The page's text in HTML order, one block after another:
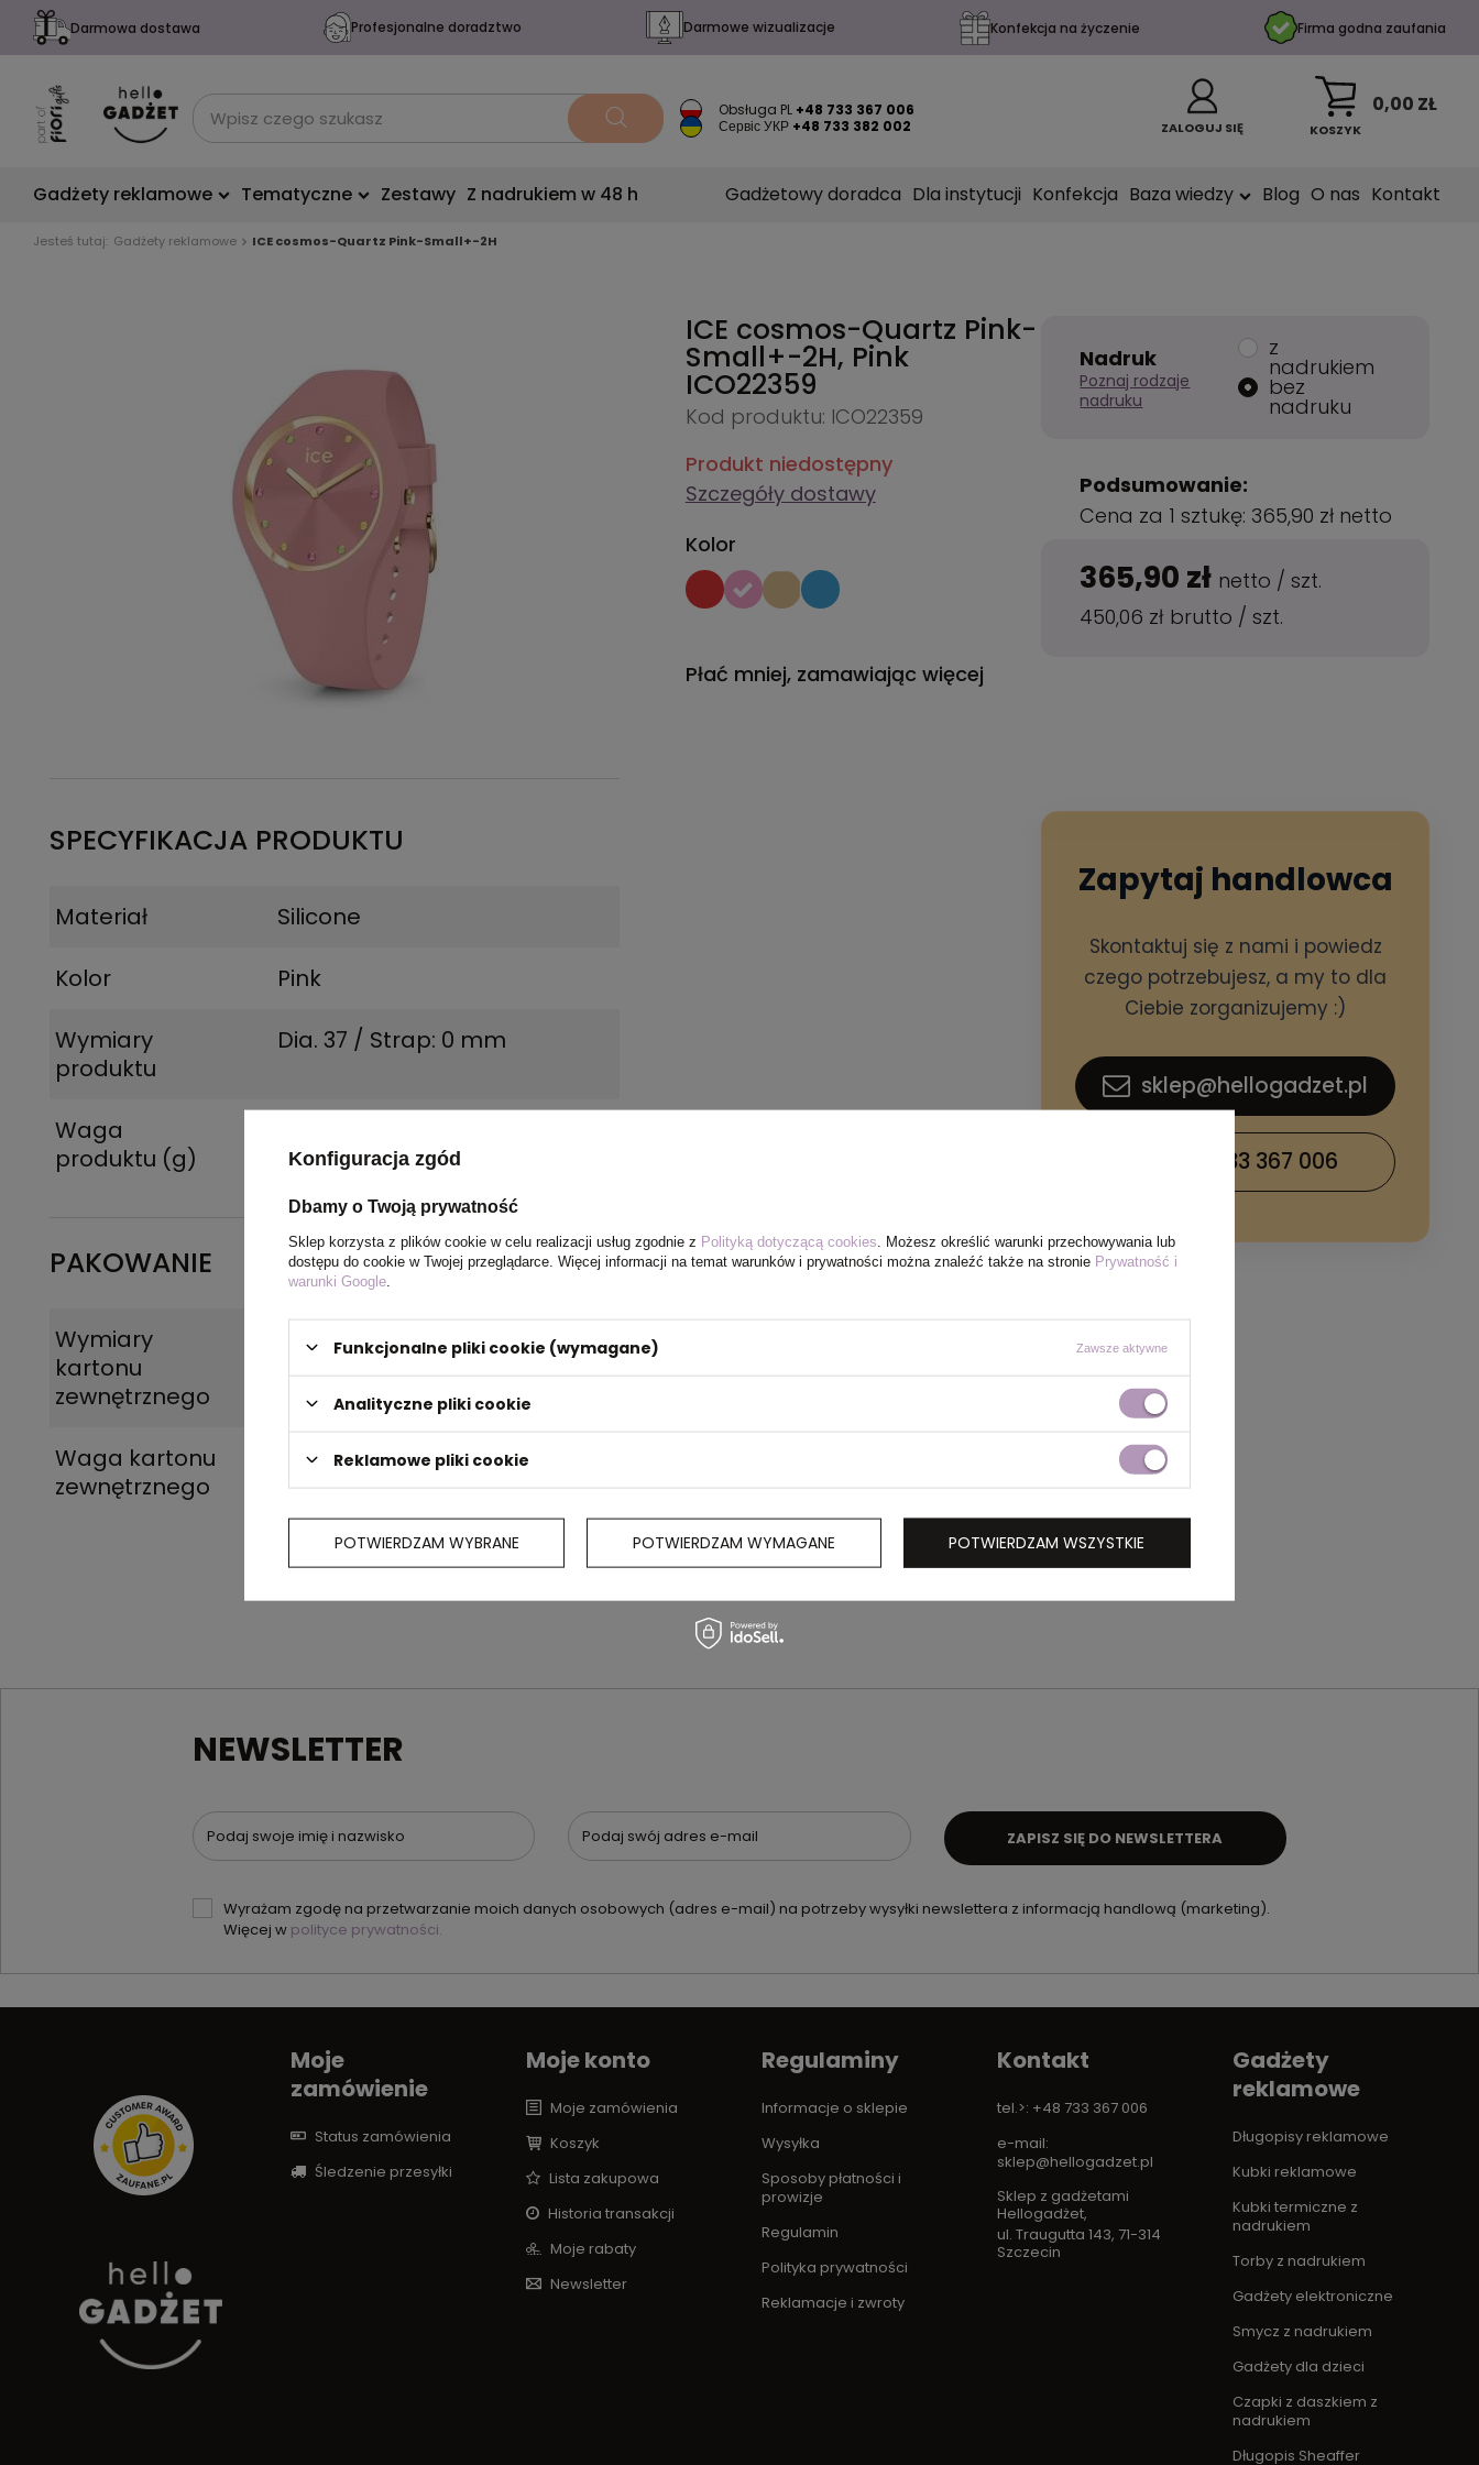
Darmowa dostawa Profesjonalne doradztwo Darmowe wizualizacje Konfekcja na życzenie Firma godna zaufania
Obsługa PL +48 733 367 006
Сервіс УКР +48 733 382 002 ZALOGUJ SIĘ KOSZYK
0,00 ZŁ
Gadżety reklamowe Tematyczne Zestawy Z nadrukiem w 48 h Gadżetowy doradca Dla instytucji Konfekcja Baza wiedzy Blog O nas Kontakt
Jesteś tutaj: Gadżety reklamowe ICE cosmos-Quartz Pink-Small+-2H
SPECYFIKACJA PRODUKTU
Materiał
Silicone
Kolor
Pink
Wymiary
produktu
Dia. 37 / Strap: 0 mm
Waga
produktu (g)
PAKOWANIE
Wymiary
kartonu
zewnętrznego
281 x 211 x 321
Waga kartonu
zewnętrznego
2.7
ICE cosmos-Quartz Pink-
Small+-2H, Pink
ICO22359
Kod produktu: ICO22359
Produkt niedostępny
Szczegóły dostawy
Kolor
Płać mniej, zamawiając więcej
Nadruk
Poznaj rodzaje
nadruku
z
nadrukiem
bez
nadruku
Podsumowanie:
Cena za 1 sztukę: 365,90 zł netto
365,90 zł netto /szt.
450,06 zł brutto /szt.
Zapytaj handlowca
Skontaktuj się z nami i powiedz
czego potrzebujesz, a my to dla
Ciebie zorganizujemy :)
sklep@hellogadzet.pl
+48 733 367 006
NEWSLETTER
Podaj swoje imię i nazwisko Podaj swój adres e-mail
Wyrażam zgodę na przetwarzanie moich danych osobowych (adres e-mail) na potrzeby wysyłki newslettera z informacją handlową (marketing).
Więcej w polityce prywatności.
ZAPISZ SIĘ DO NEWSLETTERA
Moje
zamówienie
Status zamówienia
Śledzenie przesyłki
Moje konto
Moje zamówienia
Koszyk
Lista zakupowa
Historia transakcji
Moje rabaty
Newsletter
Regulaminy
Informacje o sklepie
Wysyłka
Sposoby płatności i
prowizje
Regulamin
Polityka prywatności
Reklamacje i zwroty
Kontakt
tel.>: +48 733 367 006
e-mail:
sklep@hellogadzet.pl
Sklep z gadżetami
Hellogadżet,
ul. Traugutta 143, 71-314
Szczecin
Gadżety
reklamowe
Długopisy reklamowe
Kubki reklamowe
Kubki termiczne z
nadrukiem
Torby z nadrukiem
Gadżety elektroniczne
Smycz z nadrukiem
Gadżety dla dzieci
Czapki z daszkiem z
nadrukiem
Długopis Sheaffer
Konfiguracja zgód
Dbamy o Twoją prywatność
Sklep korzysta z plików cookie w celu realizacji usług zgodnie z Polityką dotyczącą cookies . Możesz określić warunki przechowywania lub
dostępu do cookie w Twojej przeglądarce. Więcej informacji na temat warunków i prywatności można znaleźć także na stronie Prywatność i
warunki Google
Funkcjonalne pliki cookie (wymagane) Zawsze aktywne
Analityczne pliki cookie
Reklamowe pliki cookie
POTWIERDZAM WYBRANE POTWIERDZAM WYMAGANE POTWIERDZAM WSZYSTKIE